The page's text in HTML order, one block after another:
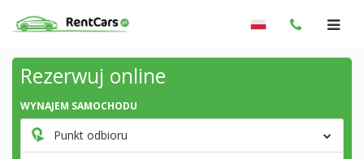
Rezerwuj online
WYNAJEM SAMOCHODU
Punkt odbioru